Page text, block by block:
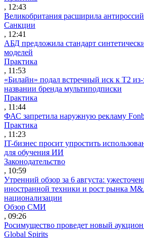
, 12:43
Великобритания расширила
Санкции
, 12:41
АБД предложила стандарт
моделей
Практика
, 11:53
«Билайн» подал встречный иск к Т2 из-
названии бренда мультиподписки
Практика
, 11:44
ФАС запретила наружную рекламу
Практика
, 11:23
IT-бизнес просит упростить
для обучения ИИ
Законодательство
, 10:59
Утренний обзор за 6 августа:
иностранной техники и рост рынка
национализации
Обзор СМИ
, 09:26
Росимущество проведет новый
Global Spirits